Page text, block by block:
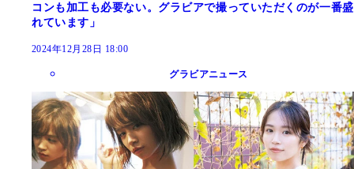
コンも加工も必要ない。グラビアで撮っていただくのが一番盛
れています」
2024年12月28日 18:00
グラビアニュース